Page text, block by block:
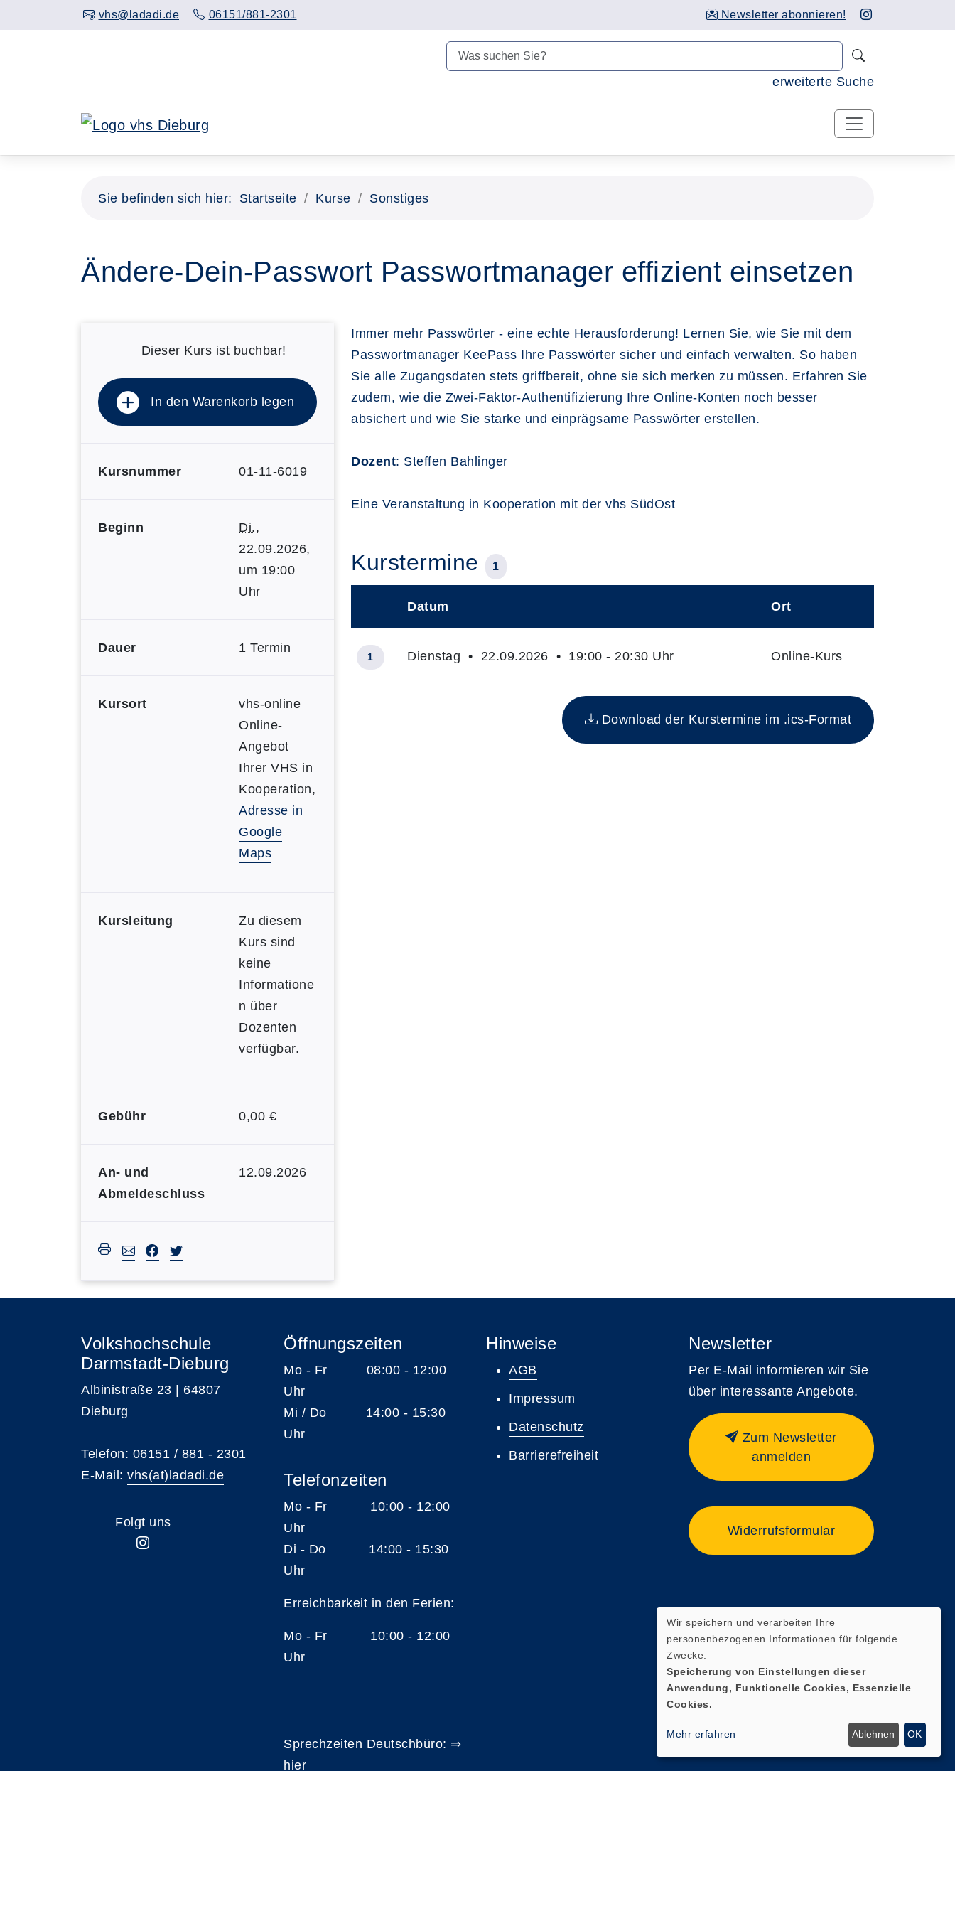
vhs@ladadi.de 06151/881-2301 Newsletter abonnieren!
erweiterte Suche
Hauptinhalt anspringen
Sie befinden sich hier: Startseite Kurse Sonstiges
Ändere-Dein-Passwort Passwortmanager effizient einsetzen
Dieser Kurs ist buchbar!
In den Warenkorb legen
Kursnummer 01-11-6019
Beginn Di.,
22.09.2026,
um 19:00
Uhr
Dauer 1 Termin
Kursort
vhs-online
Online-
Angebot
Ihrer VHS in
Kooperation,
Adresse in
Google
Maps
Kursleitung
Zu diesem
Kurs sind
keine
Informatione
n über
Dozenten
verfügbar.
Gebühr 0,00 €
An- und
Abmeldeschluss
12.09.2026
Immer mehr Passwörter - eine echte Herausforderung! Lernen Sie, wie Sie mit dem
Passwortmanager KeePass Ihre Passwörter sicher und einfach verwalten. So haben
Sie alle Zugangsdaten stets griffbereit, ohne sie sich merken zu müssen. Erfahren Sie
zudem, wie die Zwei-Faktor-Authentifizierung Ihre Online-Konten noch besser
absichert und wie Sie starke und einprägsame Passwörter erstellen.
Dozent: Steffen Bahlinger
Eine Veranstaltung in Kooperation mit der vhs SüdOst
Kurstermine 1
Insgesamt gibt es 1 Termine zum diesen Kurs
Datum Ort
1 Dienstag • 22.09.2026 • 19:00 - 20:30 Uhr Online-Kurs
Download der Kurstermine im .ics-Format
Volkshochschule
Darmstadt-Dieburg
Albinistraße 23 | 64807
Dieburg
Telefon: 06151 / 881 - 2301
E-Mail: vhs(at)ladadi.de
Folgt uns
Öffnungszeiten
Mo - Fr 08:00 - 12:00
Uhr
Mi / Do 14:00 - 15:30
Uhr
Telefonzeiten
Mo - Fr 10:00 - 12:00
Uhr
Di - Do 14:00 - 15:30
Uhr
Erreichbarkeit in den Ferien:
Mo - Fr 10:00 - 12:00
Uhr
Sprechzeiten Deutschbüro: ⇒
hier
Hinweise
AGB
Impressum
Datenschutz
Barrierefreiheit
Newsletter
Per E-Mail informieren wir Sie
über interessante Angebote.
Zum Newsletter
anmelden
Widerrufsformular
Wir speichern und verarbeiten Ihre
personenbezogenen Informationen für folgende
Zwecke:
Speicherung von Einstellungen dieser
Anwendung, Funktionelle Cookies, Essenzielle
Cookies.
Mehr erfahren Ablehnen OK